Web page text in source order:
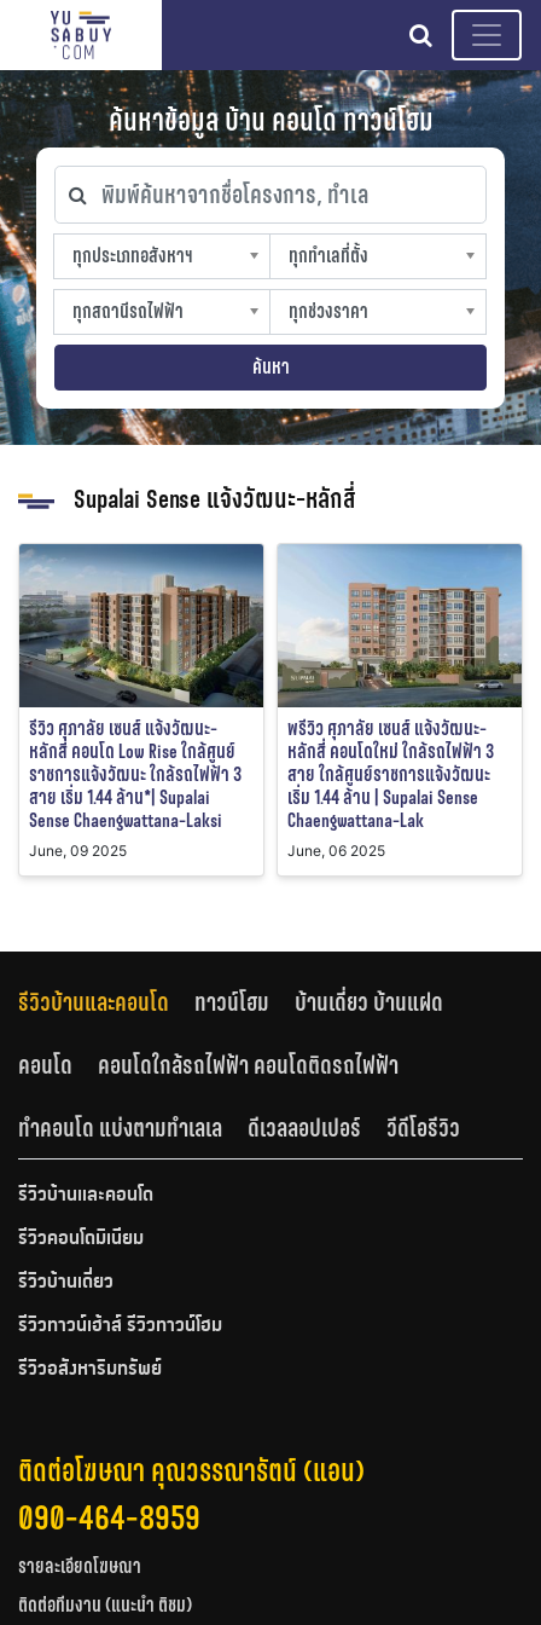
search
ค้นหาข้อมูล บ้าน คอนโด ทาวน์โฮม
พิมพ์ค้นหาจากชื่อโครงการ, ทำเล
ทุกประเภทอสังหาฯ
ทุกประเภทอสังหาฯ
sproperty
ทุกทำเลที่ตั้ง
ทุกทำเลที่ตั้ง
slocation
ทุกสถานีรถไฟฟ้า
ทุกสถานีรถไฟฟ้า
strain-station
ทุกช่วงราคา
ทุกช่วงราคา
sprice
ค้นหา
Supalai Sense แจ้งวัฒนะ-หลักสี่
รีวิว ศุภาลัย เซนส์ แจ้งวัฒนะ-
หลักสี่ คอนโด Low Rise ใกล้ศูนย์
ราชการแจ้งวัฒนะ ใกล้รถไฟฟ้า 3
สาย เริ่ม 1.44 ล้าน*| Supalai
Sense Chaengwattana-Laksi
June, 09 2025
พรีวิว ศุภาลัย เซนส์ แจ้งวัฒนะ-
หลักสี่ คอนโดใหม่ ใกล้รถไฟฟ้า 3
สาย ใกล้ศูนย์ราชการแจ้งวัฒนะ
เริ่ม 1.44 ล้าน | Supalai Sense
Chaengwattana-Lak
June, 06 2025
รีวิวบ้านและคอนโด ทาวน์โฮม
บ้านเดี่ยว บ้านแฝด
คอนโด
คอนโดใกล้รถไฟฟ้า คอนโดติดรถไฟฟ้า
ทำคอนโด แบ่งตามทำเลเล
ดีเวลลอปเปอร์ วีดีโอรีวิว
รีวิวบ้านและคอนโด
รีวิวคอนโดมิเนียม
รีวิวบ้านเดี่ยว
รีวิวทาวน์เฮ้าส์ รีวิวทาวน์โฮม
รีวิวอสังหาริมทรัพย์
ติดต่อโฆษณา คุณวรรณารัตน์ (แอน)
090-464-8959
รายละเอียดโฆษณา
ติดต่อทีมงาน (แนะนำ ติชม)